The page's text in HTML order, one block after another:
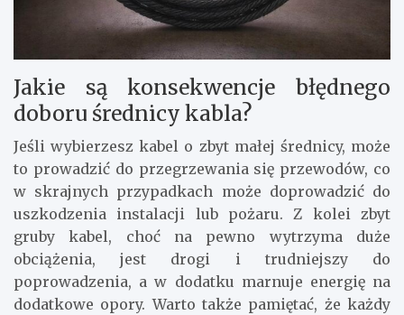
Jakie są konsekwencje błędnego
doboru średnicy kabla?
Jeśli wybierzesz kabel o zbyt małej średnicy, może
to prowadzić do przegrzewania się przewodów, co
w skrajnych przypadkach może doprowadzić do
uszkodzenia instalacji lub pożaru. Z kolei zbyt
gruby kabel, choć na pewno wytrzyma duże
obciążenia, jest drogi i trudniejszy do
poprowadzenia, a w dodatku marnuje energię na
dodatkowe opory. Warto także pamiętać, że każdy